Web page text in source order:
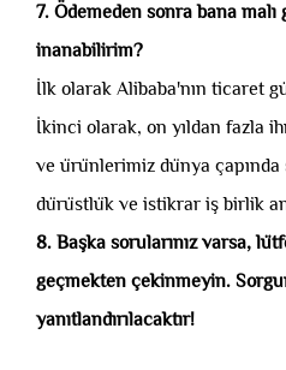
7. Ödemeden sonra bana malı
inanabilirim?
İlk olarak Alibaba'nın ticaret
İkinci olarak, on yıldan fazla
ve ürünlerimiz dünya çapında
dürüstlük ve istikrar iş birlik
8. Başka sorularınız varsa,
geçmekten çekinmeyin.
yanıtlandırılacaktır!